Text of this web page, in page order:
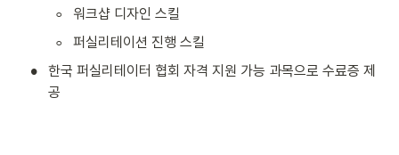
◦ 워크샵 디자인 스킬
◦ 퍼실리테이션 진행 스킬
•
한국 퍼실리테이터 협회 자격 지원 가능 과목으로 수료증 제
공